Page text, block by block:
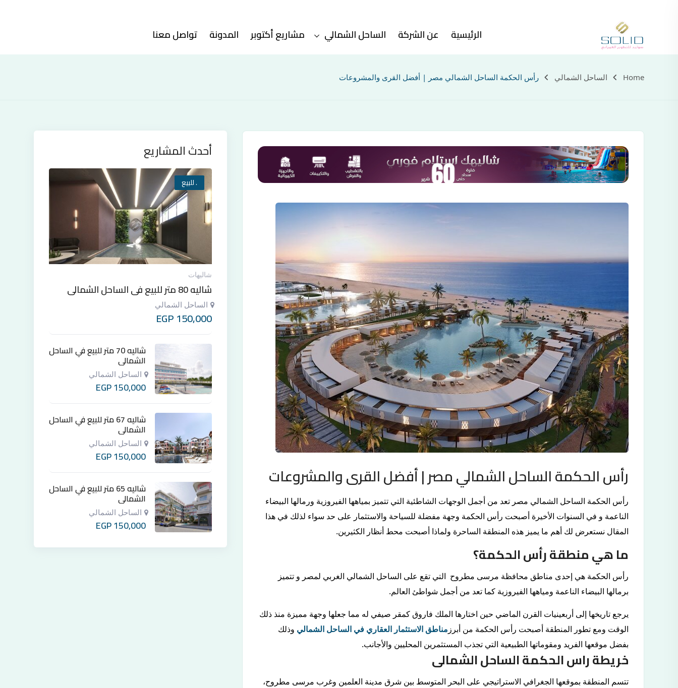
الرئيسية عن الشركة الساحل الشمالي مشاريع أكتوبر المدونة تواصل معنا
Home الساحل الشمالي رأس الحكمة الساحل الشمالي مصر | أفضل القرى والمشروعات
رأس الحكمة الساحل الشمالي مصر | أفضل القرى والمشروعات
رأس الحكمة الساحل الشمالي مصر تعد من أجمل الوجهات الشاطئية التي تتميز بمياهها الفيروزية ورمالها البيضاء
الناعمة و في السنوات الأخيرة أصبحت رأس الحكمة وجهة مفضلة للسياحة والاستثمار على حد سواء لذلك في هذا
المقال نستعرض لك أهم ما يميز هذه المنطقة الساحرة ولماذا أصبحت محط أنظار الكثيرين.
ما هي منطقة رأس الحكمة؟
رأس الحكمة هي إحدى مناطق محافظة مرسى مطروح التي تقع على الساحل الشمالي الغربي لمصر و تتميز
برمالها البيضاء الناعمة ومياهها الفيروزية كما تعد من أجمل شواطئ العالم.
يرجع تاريخها إلى أربعينيات القرن الماضي حين اختارها الملك فاروق كمقر صيفي له مما جعلها وجهة مميزة منذ ذلك
الوقت ومع تطور المنطقة أصبحت رأس الحكمة من أبرز مناطق الاستثمار العقاري في الساحل الشمالي وذلك
بفضل موقعها الفريد ومقوماتها الطبيعية التي تجذب المستثمرين المحليين والأجانب.
خريطة راس الحكمة الساحل الشمالى
تتسم المنطقة بموقعها الجغرافي الاستراتيجي على البحر المتوسط بين شرق مدينة العلمين وغرب مرسى مطروح،
أحدث المشاريع
. للبيع
شاليهات
شاليه 80 متر للبيع في الساحل الشمالي
الساحل الشمالي
EGP150,000
شاليه 70 متر للبيع في الساحل
الشمالي
الساحل الشمالي
EGP150,000
شاليه 67 متر للبيع في الساحل
الشمالي
الساحل الشمالي
EGP150,000
شاليه 65 متر للبيع في الساحل
الشمالي
الساحل الشمالي
EGP150,000